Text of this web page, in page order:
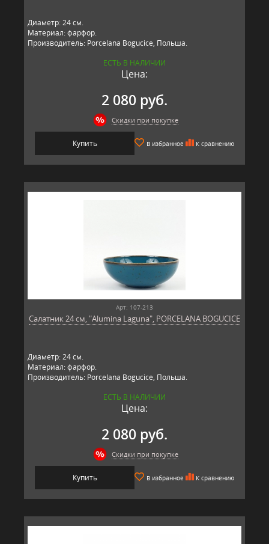
Диаметр: 24 см.
Материал: фарфор.
Производитель: Porcelana Bogucice, Польша.
ЕСТЬ В НАЛИЧИИ
Цена:
2 080 руб.
Скидки при покупке
Купить В избранное К сравнению
Арт: 107-213
Салатник 24 см, "Alumina Laguna", PORCELANA BOGUCICE
Диаметр: 24 см.
Материал: фарфор.
Производитель: Porcelana Bogucice, Польша.
ЕСТЬ В НАЛИЧИИ
Цена:
2 080 руб.
Скидки при покупке
Купить В избранное К сравнению